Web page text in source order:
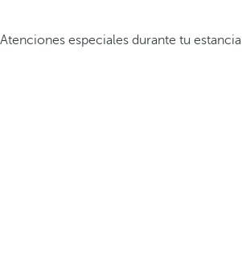
Atenciones especiales durante tu estancia